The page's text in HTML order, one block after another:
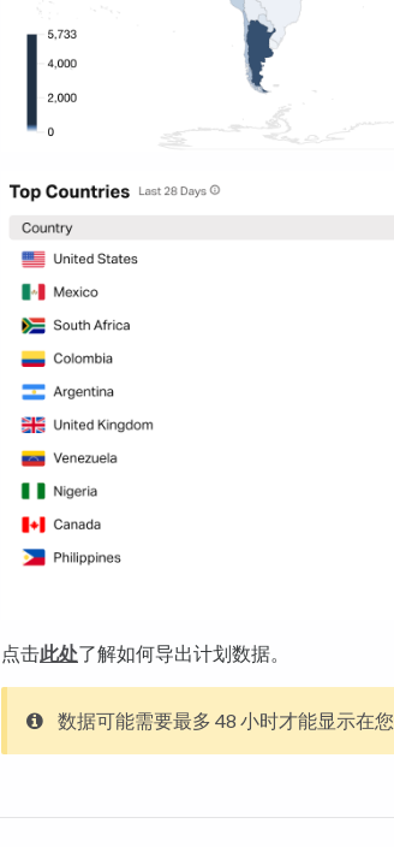
点击此处了解如何导出计划数据。
数据可能需要最多 48 小时才能显示在您